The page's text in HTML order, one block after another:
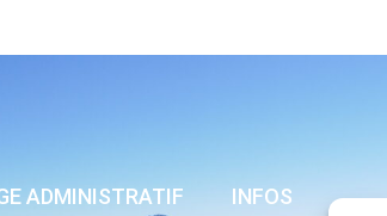
ADMINISTRATIF INFOS